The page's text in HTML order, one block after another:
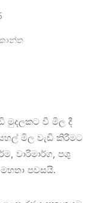
මුදලකට වී මිල දී
මිල වැඩි කිරීමට
වාරිමාර්ග, පශු
පවසයි.